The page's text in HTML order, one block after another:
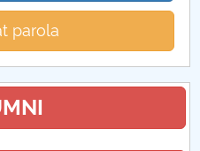
opționale FMT
parola